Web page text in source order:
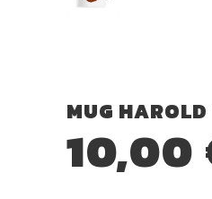
MUG HAROLD
10,00